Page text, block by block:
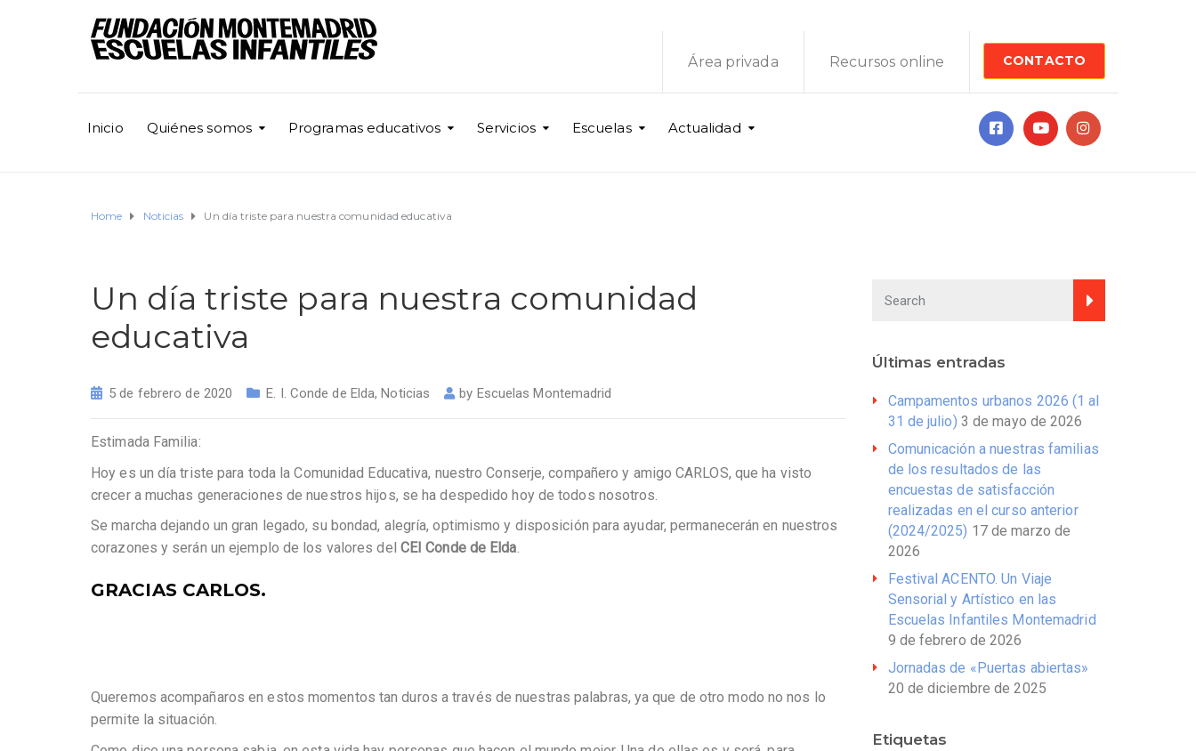
CONTACTO
Área privada Recursos online
Inicio Quiénes somos Programas educativos Servicios Escuelas Actualidad
Home Noticias Un día triste para nuestra comunidad educativa
Un día triste para nuestra comunidad
educativa
5 de febrero de 2020 E. I. Conde de Elda,Noticias by Escuelas Montemadrid
Estimada Familia:
Hoy es un día triste para toda la Comunidad Educativa, nuestro Conserje, compañero y amigo CARLOS, que ha visto
crecer a muchas generaciones de nuestros hijos, se ha despedido hoy de todos nosotros.
Se marcha dejando un gran legado, su bondad, alegría, optimismo y disposición para ayudar, permanecerán en nuestros
corazones y serán un ejemplo de los valores del CEI Conde de Elda.
GRACIAS CARLOS.
Queremos acompañaros en estos momentos tan duros a través de nuestras palabras, ya que de otro modo no nos lo
permite la situación.
Últimas entradas
Campamentos urbanos 2026 (1 al
31 de julio) 3 de mayo de 2026
Comunicación a nuestras familias
de los resultados de las
encuestas de satisfacción
realizadas en el curso anterior
(2024/2025) 17 de marzo de
2026
Festival ACENTO. Un Viaje
Sensorial y Artístico en las
Escuelas Infantiles Montemadrid
9 de febrero de 2026
Jornadas de «Puertas abiertas»
20 de diciembre de 2025
Etiquetas